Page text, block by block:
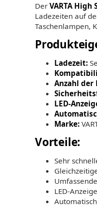
Der VARTA High
Ladezeiten auf
Taschenlampen,
Ladezeit:
Anzahl der
LED-
Marke:
Vorteile:
Sehr
LED-